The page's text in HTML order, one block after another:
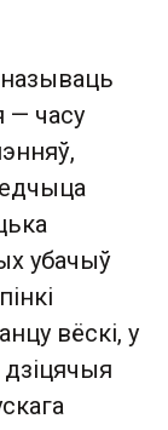
— часу
убачыў
вёскі, у